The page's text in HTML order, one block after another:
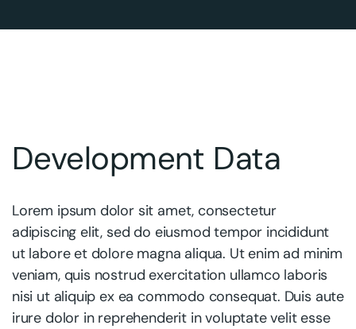
Development Data
Lorem ipsum dolor sit amet, consectetur
adipiscing elit, sed do eiusmod tempor incididunt
ut labore et dolore magna aliqua. Ut enim ad minim
veniam, quis nostrud exercitation ullamco laboris
nisi ut aliquip ex ea commodo consequat. Duis aute
irure dolor in reprehenderit in voluptate velit esse